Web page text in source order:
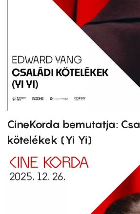
CineKorda bemutatja:
kötelékek (Yi Yi)